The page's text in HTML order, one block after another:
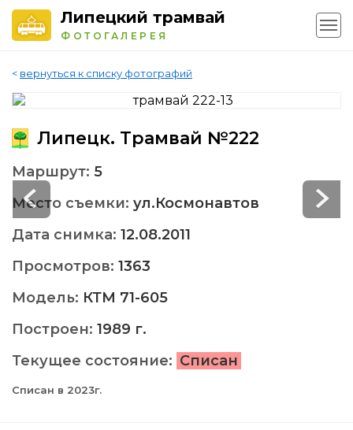
Липецкий трамвай
ФОТОГАЛЕРЕЯ
< вернуться к списку фотографий
Липецк. Трамвай №222
Маршрут: 5
Место съемки: ул.Космонавтов
Дата снимка: 12.08.2011
Просмотров: 1363
Модель: КТМ 71-605
Построен: 1989 г.
Текущее состояние: Списан
Списан в 2023г.